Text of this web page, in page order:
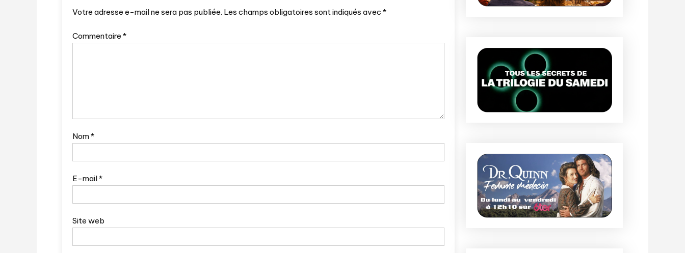
Votre adresse e-mail ne sera pas publiée. Les champs obligatoires sont indiqués avec *
Commentaire *
Nom*
E-mail*
Site web